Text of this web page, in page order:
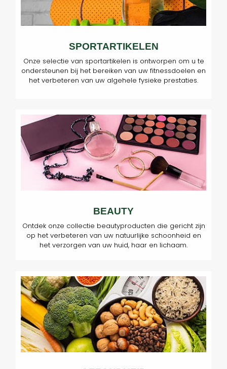
SPORTARTIKELEN
Onze selectie van sportartikelen is ontworpen om u te
ondersteunen bij het bereiken van uw fitnessdoelen en
het verbeteren van uw algehele fysieke prestaties.
BEAUTY
Ontdek onze collectie beautyproducten die gericht zijn
op het verbeteren van uw natuurlijke schoonheid en
het verzorgen van uw huid, haar en lichaam.